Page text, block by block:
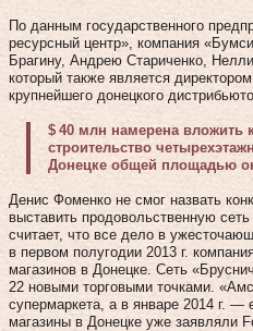
По данным государственного
ресурсный центр», компания
Брагину, Андрею Стариченко,
который также является
крупнейшего донецкого
$ 40 млн намерена вложить
строительство
Донецке общей площадью
Денис Фоменко не смог назвать
выставить продовольственную
считает, что все дело в
в первом полугодии 2013 г.
магазинов в Донецке. Сеть
22 новыми торговыми точками.
супермаркета, а в январе 2014 г.
магазины в Донецке уже заявляли